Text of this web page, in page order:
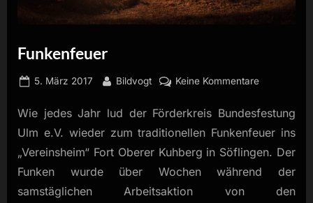
Funkenfeuer
Posted
5. März 2017 By
Bildvogt Keine Kommentarezu
Wie jedes Jahr lud der Förderkreis Bundesfestung
Ulm e.V. wieder zum traditionellen Funkenfeuer ins
„Vereinsheim“ Fort Oberer Kuhberg in Söflingen. Der
Funken wurde über Wochen während der
samstäglichen Arbeitsaktion von den